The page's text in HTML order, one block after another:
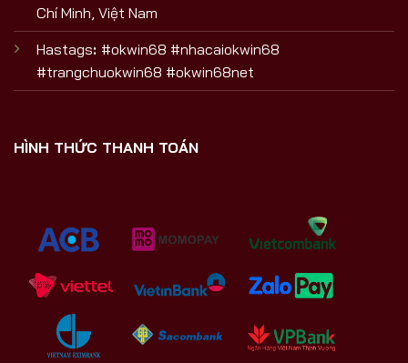
Chí Minh, Việt Nam
Hastags: #okwin68 #nhacaiokwin68
#trangchuokwin68 #okwin68net
HÌNH THỨC THANH TOÁN